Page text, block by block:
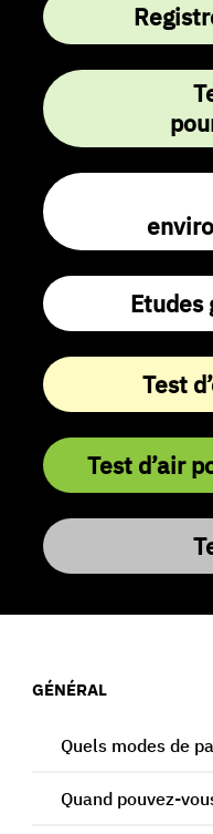
Etudes
Test
Test d’air
GÉNÉRAL
Quels modes de
Quand pouvez-